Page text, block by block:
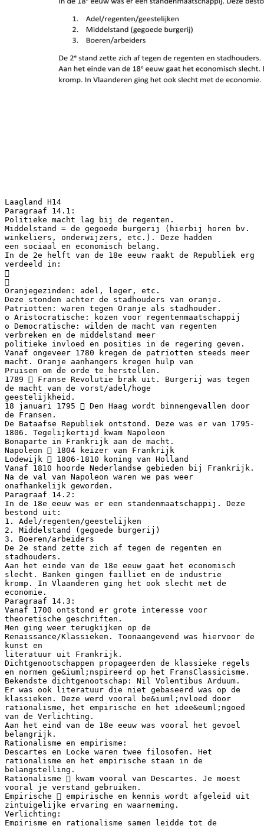
Laagland H14
Paragraaf 14.1:
Politieke macht lag bij de regenten.
Middelstand = de gegoede burgerij (hierbij horen bv.
winkeliers, onderwijzers, etc.). Deze hadden
een sociaal en economisch belang.
In de 2e helft van de 18e eeuw raakt de Republiek erg
verdeeld in:


Oranjegezinden: adel, leger, etc.
Deze stonden achter de stadhouders van oranje.
Patriotten: waren tegen Oranje als stadhouder.
o Aristocratische: kozen voor regentenmaatschappij
o Democratische: wilden de macht van regenten
verbreken en de middelstand meer
politieke invloed en posities in de regering geven.
Vanaf ongeveer 1780 kregen de patriotten steeds meer
macht. Oranje aanhangers kregen hulp van
Pruisen om de orde te herstellen.
1789  Franse Revolutie brak uit. Burgerij was tegen
de macht van de vorst/adel/hoge
geestelijkheid.
18 januari 1795  Den Haag wordt binnengevallen door
de Fransen.
De Bataafse Republiek ontstond. Deze was er van 1795-
1806. Tegelijkertijd kwam Napoleon
Bonaparte in Frankrijk aan de macht.
Napoleon  1804 keizer van Frankrijk
Lodewijk  1806-1810 koning van Holland
Vanaf 1810 hoorde Nederlandse gebieden bij Frankrijk.
Na de val van Napoleon waren we pas weer
onafhankelijk geworden.
Paragraaf 14.2:
In de 18e eeuw was er een standenmaatschappij. Deze
bestond uit:
1. Adel/regenten/geestelijken
2. Middelstand (gegoede burgerij)
3. Boeren/arbeiders
De 2e stand zette zich af tegen de regenten en
stadhouders.
Aan het einde van de 18e eeuw gaat het economisch
slecht. Banken gingen failliet en de industrie
kromp. In Vlaanderen ging het ook slecht met de
economie.
Paragraaf 14.3:
Vanaf 1700 ontstond er grote interesse voor
theoretische geschriften.
Men ging weer terugkijken op de
Renaissance/Klassieken. Toonaangevend was hiervoor de
kunst en
literatuur uit Frankrijk.
Dichtgenootschappen propageerden de klassieke regels
en normen ge&iuml;nspireerd op het FransClassicisme.
Bekendste dichtgenootschap: Nil Volentibus Arduum.
Er was ook literatuur die niet gebaseerd was op de
klassieken. Deze werd vooral be&iuml;nvloed door
rationalisme, het empirische en het idee&euml;ngoed
van de Verlichting.
Aan het eind van de 18e eeuw was vooral het gevoel
belangrijk.
Rationalisme en empirisme:
Descartes en Locke waren twee filosofen. Het
rationalisme en het empirische staan in de
belangstelling.
Rationalisme  kwam vooral van Descartes. Je moest
vooral je verstand gebruiken.
Empirische  empirische en kennis wordt afgeleid uit
zintuigelijke ervaring en waarneming.
Verlichting:
Empirisme en rationalisme samen leidde tot de